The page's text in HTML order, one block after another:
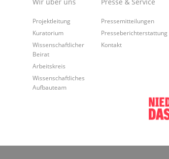
Projektleitung
Kuratorium
Wissenschaftlicher
Beirat
Arbeitskreis
Wissenschaftliches
Aufbauteam
Pressemitteilungen
Presseberichterstattung
Kontakt